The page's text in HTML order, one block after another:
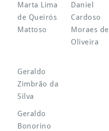
Marta Lima
de Queirós
Mattoso
Daniel
Cardoso
Moraes de
Oliveira
Geraldo
Zimbrão da
Silva
Geraldo
Bonorino